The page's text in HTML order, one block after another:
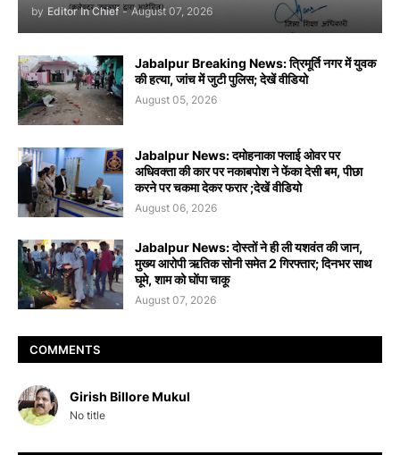
by Editor In Chief - August 07, 2026
Jabalpur Breaking News: त्रिमूर्ति नगर में युवक
की हत्या, जांच में जुटी पुलिस; देखें वीडियो
August 05, 2026
Jabalpur News: दमोहनाका फ्लाई ओवर पर
अधिवक्ता की कार पर नकाबपोश ने फेंका देसी बम, पीछा
करने पर चकमा देकर फरार ;देखें वीडियो
August 06, 2026
Jabalpur News: दोस्तों ने ही ली यशवंत की जान,
मुख्य आरोपी ऋतिक सोनी समेत 2 गिरफ्तार; दिनभर साथ
घूमे, शाम को घोंपा चाकू
August 07, 2026
COMMENTS
Girish Billore Mukul
No title